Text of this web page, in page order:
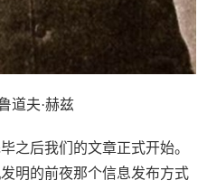
道夫·赫兹
之后我们的文章正式开始。
明的前夜那个信息发布方式